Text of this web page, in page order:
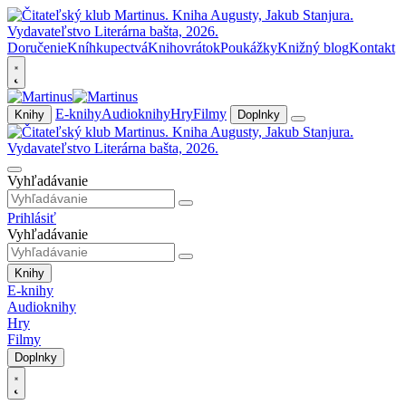
DoručenieKníhkupectváKnihovrátokPoukážkyKnižný blogKontakt
Knihy E-knihyAudioknihyHryFilmy Doplnky
Vyhľadávanie
Prihlásiť
Vyhľadávanie
Knihy
E-knihy
Audioknihy
Hry
Filmy
Doplnky